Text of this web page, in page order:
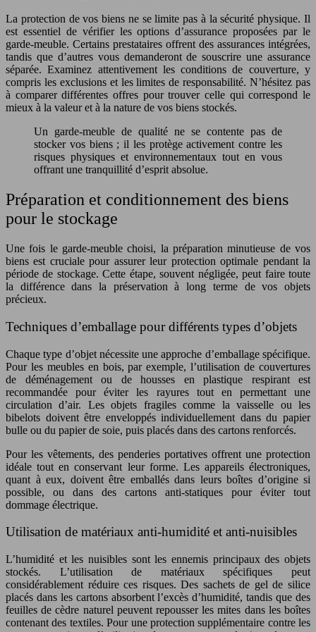
La protection de vos biens ne se limite pas à la sécurité physique. Il
est essentiel de vérifier les options d’assurance proposées par le
garde-meuble. Certains prestataires offrent des assurances intégrées,
tandis que d’autres vous demanderont de souscrire une assurance
séparée. Examinez attentivement les conditions de couverture, y
compris les exclusions et les limites de responsabilité. N’hésitez pas
à comparer différentes offres pour trouver celle qui correspond le
mieux à la valeur et à la nature de vos biens stockés.
Un garde-meuble de qualité ne se contente pas de
stocker vos biens ; il les protège activement contre les
risques physiques et environnementaux tout en vous
offrant une tranquillité d’esprit absolue.
Préparation et conditionnement des biens
pour le stockage
Une fois le garde-meuble choisi, la préparation minutieuse de vos
biens est cruciale pour assurer leur protection optimale pendant la
période de stockage. Cette étape, souvent négligée, peut faire toute
la différence dans la préservation à long terme de vos objets
précieux.
Techniques d’emballage pour différents types d’objets
Chaque type d’objet nécessite une approche d’emballage spécifique.
Pour les meubles en bois, par exemple, l’utilisation de couvertures
de déménagement ou de housses en plastique respirant est
recommandée pour éviter les rayures tout en permettant une
circulation d’air. Les objets fragiles comme la vaisselle ou les
bibelots doivent être enveloppés individuellement dans du papier
bulle ou du papier de soie, puis placés dans des cartons renforcés.
Pour les vêtements, des penderies portatives offrent une protection
idéale tout en conservant leur forme. Les appareils électroniques,
quant à eux, doivent être emballés dans leurs boîtes d’origine si
possible, ou dans des cartons anti-statiques pour éviter tout
dommage électrique.
Utilisation de matériaux anti-humidité et anti-nuisibles
L’humidité et les nuisibles sont les ennemis principaux des objets
stockés. L’utilisation de matériaux spécifiques peut
considérablement réduire ces risques. Des sachets de gel de silice
placés dans les cartons absorbent l’excès d’humidité, tandis que des
feuilles de cèdre naturel peuvent repousser les mites dans les boîtes
contenant des textiles. Pour une protection supplémentaire contre les